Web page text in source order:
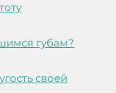
губам?
своей